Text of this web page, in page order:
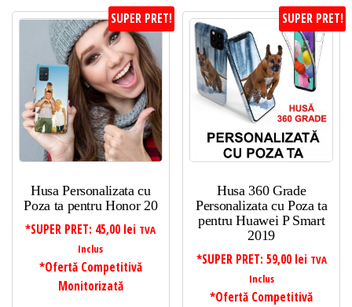
SUPER PRET!
Husa Personalizata cu
Poza ta pentru Honor 20
*SUPER PRET: 45,00 lei TVA
Inclus
*Ofertă Competitivă
Monitorizată
SUPER PRET!
Husa 360 Grade
Personalizata cu Poza ta
pentru Huawei P Smart
2019
*SUPER PRET: 59,00 lei TVA
Inclus
*Ofertă Competitivă